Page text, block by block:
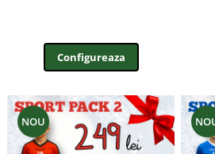
Configureaza
NOU